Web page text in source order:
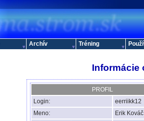
Informácie
PROFIL
Login:
eerriikk12
Meno:
Erik Kováč
Archív Tréning